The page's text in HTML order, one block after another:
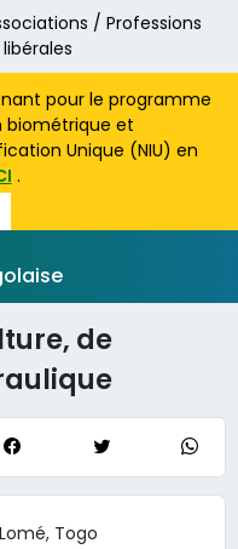
/ Professions
libérales
pour le programme
biométrique et
Unique (NIU) en
.
de
Togo